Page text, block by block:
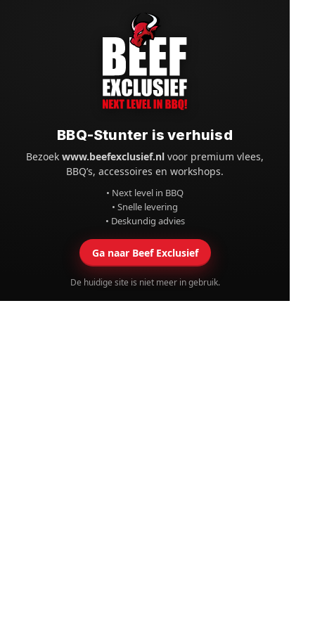
BBQ-Stunter is verhuisd
Bezoekwww.beefexclusief.nl voor premium vlees,
BBQ’s, accessoires en workshops.
• Next level in BBQ
• Snelle levering
• Deskundig advies
Ga naar Beef Exclusief
De huidige site is niet meer in gebruik.